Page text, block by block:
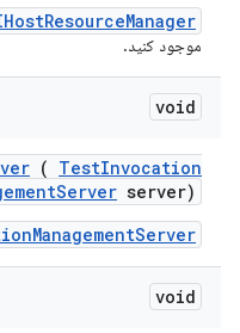
موجود کنید.
void
( TestInvocation
Server server)
void